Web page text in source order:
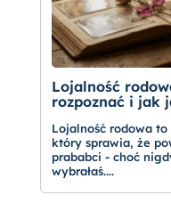
Lojalność
rozpoznać i jak
Lojalność rodowa
który sprawia, że
prababci - choć
wybrałaś....